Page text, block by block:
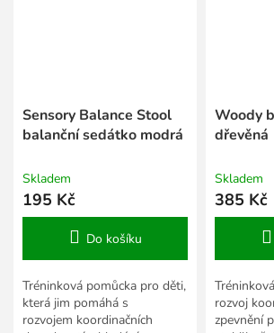
Sensory Balance Stool
balanční sedátko modrá
Skladem
195 Kč
Do košíku
Tréninková pomůcka pro děti,
která jim pomáhá s
rozvojem koordinačních
Woody
dřevěná
Skladem
385 Kč
rozvoj
zpevnění